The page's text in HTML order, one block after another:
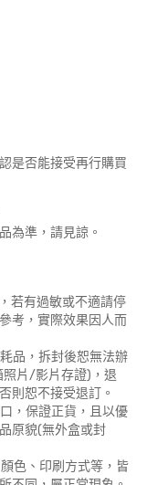
是否能接受再行購買
為準，請見諒。
若有過敏或不適請停
考，實際效果因人而
品，拆封後恕無法辦
照片/影片存證)，退
則恕不接受退訂。
，保證正貨，且以優
原貌(無外盒或封
色、印刷方式等，皆